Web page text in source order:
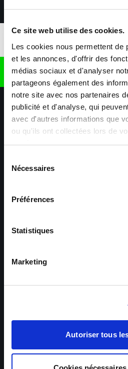
Ce site web utilise des cookies.
Les cookies nous permettent de
et les annonces, d'offrir des
médias sociaux et d'analyser
partageons également des
notre site avec nos partenaires
publicité et d'analyse, qui
avec d'autres informations que
ou qu'ils ont collectées lors de
services.
Nécessaires
Préférences
Statistiques
Marketing
Autoriser tous
Retrouvez nous
Nos agences
Maxiplan
Bâtiment et Tertiaire
Guebwiller – Industrie,
Experts Strasbourg –
Illkirch-Graffenstaden